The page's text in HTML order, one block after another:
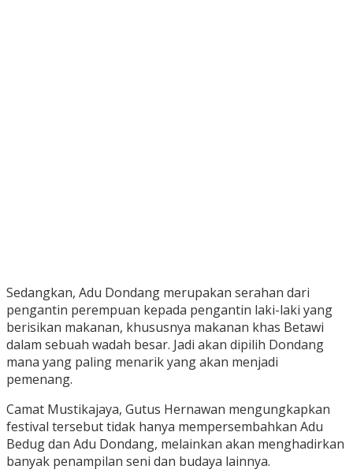
Sedangkan, Adu Dondang merupakan serahan dari
pengantin perempuan kepada pengantin laki-laki yang
berisikan makanan, khususnya makanan khas Betawi
dalam sebuah wadah besar. Jadi akan dipilih Dondang
mana yang paling menarik yang akan menjadi
pemenang.
Camat Mustikajaya, Gutus Hernawan mengungkapkan
festival tersebut tidak hanya mempersembahkan Adu
Bedug dan Adu Dondang, melainkan akan menghadirkan
banyak penampilan seni dan budaya lainnya.